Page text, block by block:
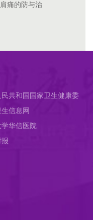
痛的防与治
共和国国家卫生健康委
信息网
华信医院